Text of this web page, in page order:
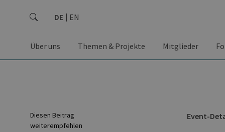
DE EN
Über uns Themen & Projekte Mitglieder
Event-
Diesen Beitrag
weiterempfehlen